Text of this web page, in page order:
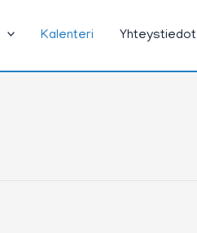
Kalenteri Yhteystiedot